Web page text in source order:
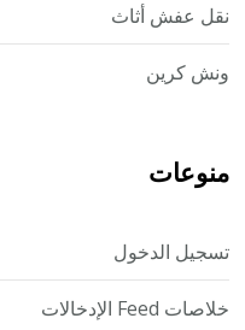
نقل عفش أثاث
ونش كرين
منوعات
تسجيل الدخول
خلاصات Feed الإدخالات